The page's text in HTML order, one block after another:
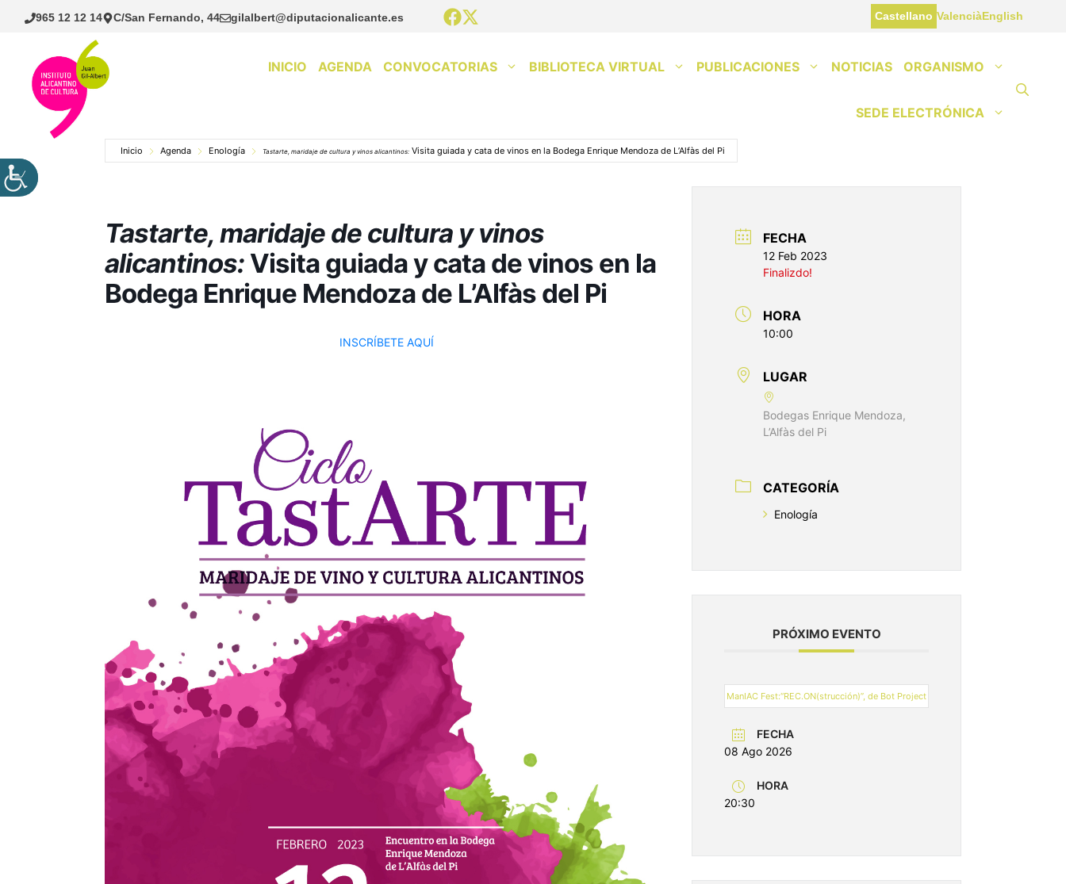
Saltar
965 12 12 14 C/San Fernando, 44 gilalbert@diputacionalicante.es Castellano ValenciàEnglish
INICIO AGENDA CONVOCATORIAS BIBLIOTECA VIRTUAL PUBLICACIONES NOTICIAS ORGANISMO
SEDE ELECTRÓNICA
Inicio Agenda Enología Tastarte, maridaje de cultura y vinos alicantinos: Visita guiada y cata de vinos en la Bodega Enrique Mendoza de L’Alfàs del Pi
Tastarte, maridaje de cultura y vinos
alicantinos: Visita guiada y cata de vinos en la
Bodega Enrique Mendoza de L’Alfàs del Pi
INSCRÍBETE AQUÍ
FECHA
12 Feb 2023
Finalizdo!
HORA
10:00
LUGAR
Bodegas Enrique Mendoza,
L’Alfàs del Pi
CATEGORÍA
Enología
PRÓXIMO EVENTO
ManIAC Fest:“REC.ON(strucción)”, de Bot Project
FECHA
08 Ago 2026
HORA
20:30